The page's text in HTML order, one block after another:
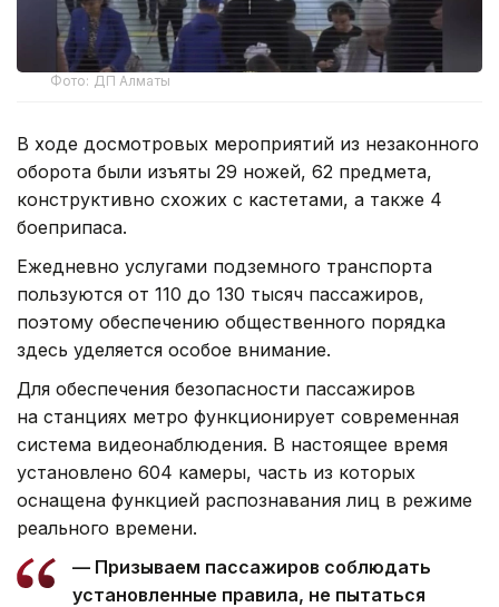
Фото: ДП Алматы
В ходе досмотровых мероприятий из незаконного
оборота были изъяты 29 ножей, 62 предмета,
конструктивно схожих с кастетами, а также 4
боеприпаса.
Ежедневно услугами подземного транспорта
пользуются от 110 до 130 тысяч пассажиров,
поэтому обеспечению общественного порядка
здесь уделяется особое внимание.
Для обеспечения безопасности пассажиров
на станциях метро функционирует современная
система видеонаблюдения. В настоящее время
установлено 604 камеры, часть из которых
оснащена функцией распознавания лиц в режиме
реального времени.
— Призываем пассажиров соблюдать
установленные правила, не пытаться